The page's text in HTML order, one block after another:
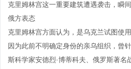
克里姆林宫这一重要建筑遭遇袭击，瞬
俄方表态
克里姆林宫方面认为，是乌克兰试图使
因为此前不明确定身份的亲乌组织，曾
斯科学家安德烈·博蒂科夫、俄罗斯著